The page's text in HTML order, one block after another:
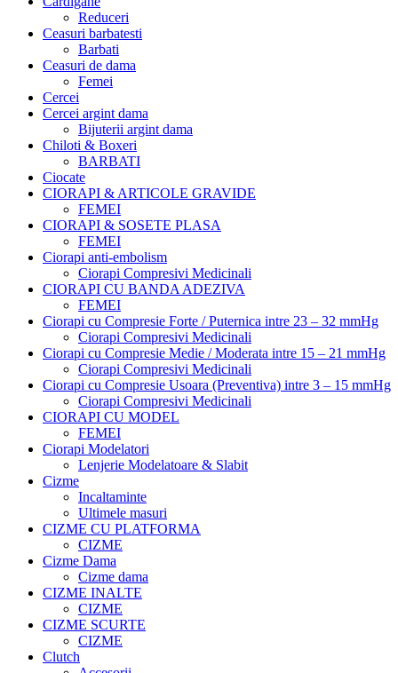
Reduceri
Ceasuri barbatesti
Barbati
Ceasuri de dama
Femei
Cercei
Cercei argint dama
Bijuterii argint dama
Chiloti & Boxeri
BARBATI
Ciocate
CIORAPI & ARTICOLE GRAVIDE
FEMEI
CIORAPI & SOSETE PLASA
FEMEI
Ciorapi anti-embolism
Ciorapi Compresivi Medicinali
CIORAPI CU BANDA ADEZIVA
FEMEI
Ciorapi cu Compresie Forte / Puternica intre 23 – 32 mmHg
Ciorapi Compresivi Medicinali
Ciorapi cu Compresie Medie / Moderata intre 15 – 21 mmHg
Ciorapi Compresivi Medicinali
Ciorapi cu Compresie Usoara (Preventiva) intre 3 – 15 mmHg
Ciorapi Compresivi Medicinali
CIORAPI CU MODEL
FEMEI
Ciorapi Modelatori
Lenjerie Modelatoare & Slabit
Cizme
Incaltaminte
Ultimele masuri
CIZME CU PLATFORMA
CIZME
Cizme Dama
Cizme dama
CIZME INALTE
CIZME
CIZME SCURTE
CIZME
Clutch